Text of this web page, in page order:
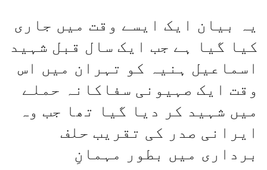
یہ بیان ایک ایسے وقت میں جاری
کیا گیا ہے جب ایک سال قبل شہید
اسماعیل ہنیہ کو تہران میں اس
وقت ایک صہیونی سفاکانہ حملے
میں شہید کر دیا گیا تھا جب وہ
ایرانی صدر کی تقریب حلف
برداری میں بطور مہمانِ